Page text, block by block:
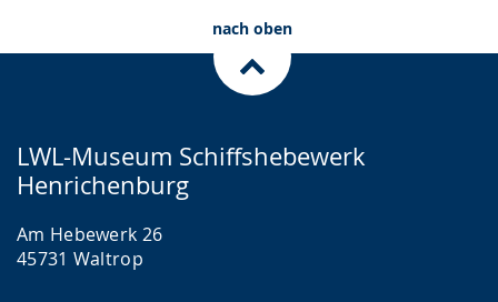
nach oben
LWL-Museum Schiffshebewerk
Henrichenburg
Am Hebewerk 26
45731 Waltrop